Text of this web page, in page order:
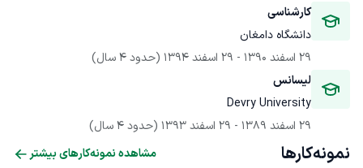
کارشناسی
دانشگاه دامغان
29 اسفند 1390
- 29 اسفند 1394
(حدود 4 سال)
لیسانس
Devry University
29 اسفند 1389
- 29 اسفند 1393 (حدود 4 سال)
نمونه‌کارها مشاهده نمونه‌کارهای بیشتر